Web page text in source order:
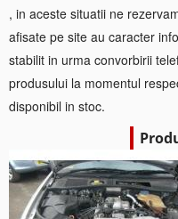
, in aceste situatii ne
afisate pe site au caracter
stabilit in urma convorbirii
produsului la momentul
disponibil in stoc.